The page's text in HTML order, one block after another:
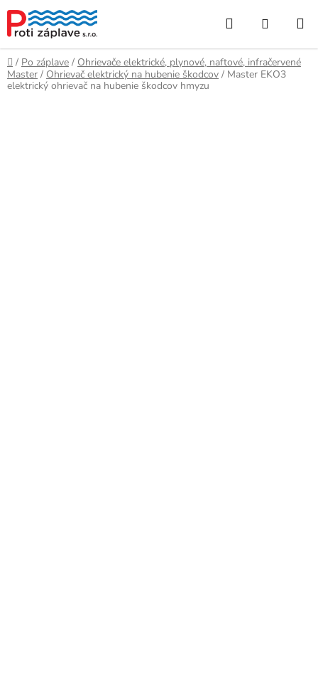
obsah
Hľadať
KOŠÍK
Domov
/ Po záplave / Ohrievače elektrické, plynové, naftové, infračervené
Master / Ohrievač elektrický na hubenie škodcov / Master EKO3
elektrický ohrievač na hubenie škodcov hmyzu